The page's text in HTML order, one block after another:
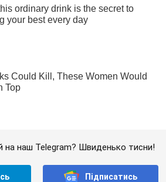
на наш Telegram? Швиденько тисни!
Підписатись